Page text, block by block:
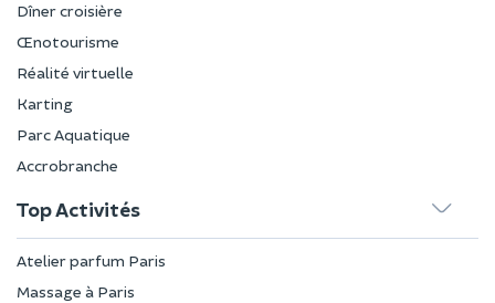
Dîner croisière
Œnotourisme
Réalité virtuelle
Karting
Parc Aquatique
Accrobranche
Top Activités
Atelier parfum Paris
Massage à Paris